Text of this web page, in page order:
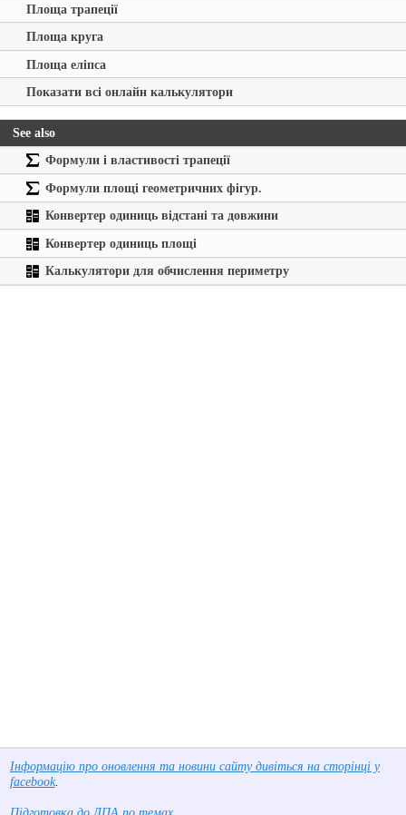
Площа трапеції
Площа круга
Площа еліпса
Показати всі онлайн калькулятори
See also
Формули і властивості трапеції
Формули площі геометричних фігур.
Конвертер одиниць відстані та довжини
Конвертер одиниць площі
Калькулятори для обчислення периметру
Інформацію про оновлення та новини сайту дивіться на сторінці у
facebook.